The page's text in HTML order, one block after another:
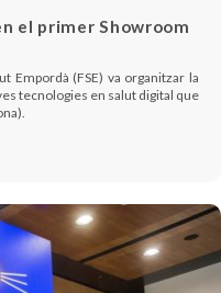
el primer Showroom
Empordà (FSE) va organitzar la
tecnologies en salut digital que